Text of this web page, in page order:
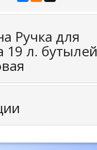
Ручка для
19 л. бутылей